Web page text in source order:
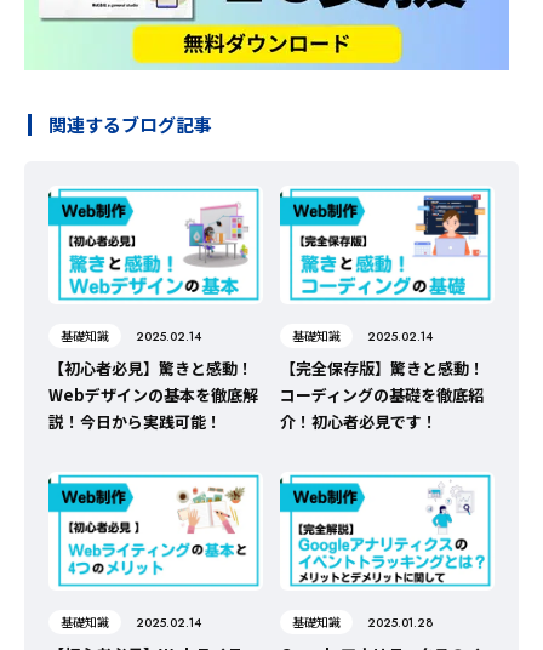
関連するブログ記事
基礎知識 2025.02.14
【初心者必見】驚きと感動！
Webデザインの基本を徹底解
説！今日から実践可能！
基礎知識 2025.02.14
【完全保存版】驚きと感動！
コーディングの基礎を徹底紹
介！初心者必見です！
基礎知識 2025.02.14 基礎知識 2025.01.28